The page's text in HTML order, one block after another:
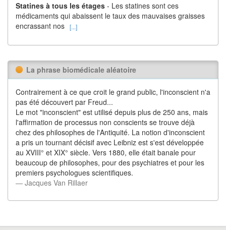
Statines à tous les étages - Les statines sont ces
médicaments qui abaissent le taux des mauvaises graisses
encrassant nos [...]
La phrase biomédicale aléatoire
Contrairement à ce que croit le grand public, l'inconscient n'a
pas été découvert par Freud...
Le mot "inconscient" est utilisé depuis plus de 250 ans, mais
l'affirmation de processus non conscients se trouve déjà
chez des philosophes de l'Antiquité. La notion d'inconscient
a pris un tournant décisif avec Leibniz est s'est développée
au XVIII° et XIX° siècle. Vers 1880, elle était banale pour
beaucoup de philosophes, pour des psychiatres et pour les
premiers psychologues scientifiques.
― Jacques Van Rillaer